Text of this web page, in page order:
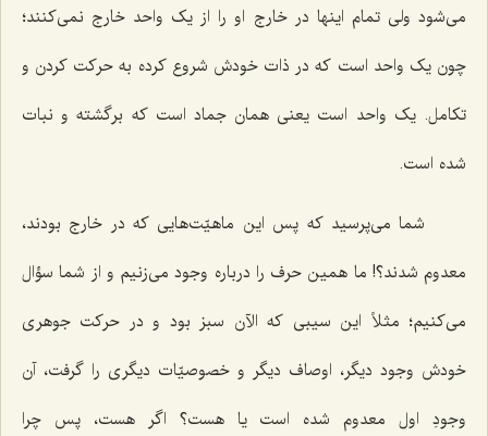
می‌شود ولی تمام اینها در خارج او را از یک واحد خارج نمی‌کنند؛
چون یک واحد است که در ذات خودش شروع کرده به حرکت کردن و
تکامل. یک واحد است یعنی همان جماد است که برگشته و نبات
شده است.
شما می‌پرسید که پس این ماهیّت‌هایی که در خارج بودند،
معدوم شدند؟! ما همین حرف را درباره وجود می‌زنیم و از شما سؤال
می‌کنیم؛ مثلاً این سیبی که الآن سبز بود و در حرکت جوهری
خودش وجود دیگر، اوصاف دیگر و خصوصیّات دیگری را گرفت، آن
وجودِ اول معدوم شده است یا هست؟ اگر هست، پس چرا